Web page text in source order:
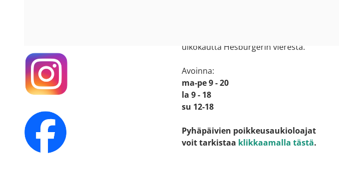
ulkokautta Hesburgerin vierestä.
Avoinna:
ma-pe 9 - 20
la 9 - 18
su 12-18
Pyhäpäivien poikkeusaukioloajat
voit tarkistaa klikkaamalla tästä.